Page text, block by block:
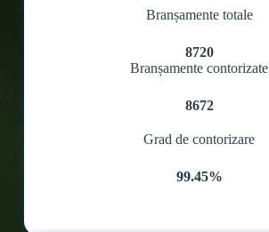
Branșamente totale
8720
Branșamente contorizate
8672
Grad de contorizare
99.45%